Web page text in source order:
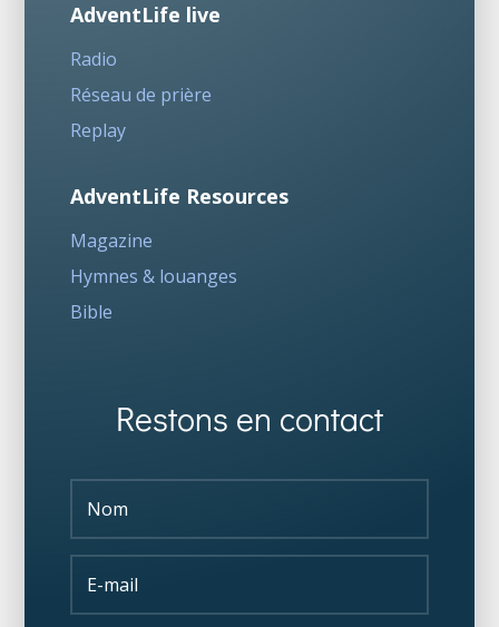
AdventLife live
Radio
Réseau de prière
Replay
AdventLife Resources
Magazine
Hymnes & louanges
Bible
Restons en contact